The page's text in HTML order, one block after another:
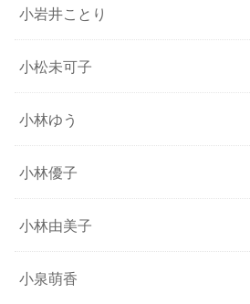
小岩井ことり
小松未可子
小林ゆう
小林優子
小林由美子
小泉萌香